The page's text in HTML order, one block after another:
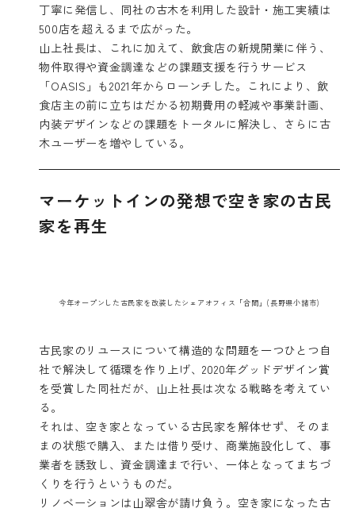
丁寧に発信し、同社の古木を利用した設計・施工実績は
500店を超えるまで広がった。
山上社長は、これに加えて、飲食店の新規開業に伴う、
物件取得や資金調達などの課題支援を行うサービス
「OASIS」も2021年からローンチした。これにより、飲
食店主の前に立ちはだかる初期費用の軽減や事業計画、
内装デザインなどの課題をトータルに解決し、さらに古
木ユーザーを増やしている。
マーケットインの発想で空き家の古民
家を再生
今年オープンした古民家を改装したシェアオフィス「合間」(長野県小諸市)
古民家のリユースについて構造的な問題を一つひとつ自
社で解決して循環を作り上げ、2020年グッドデザイン賞
を受賞した同社だが、山上社長は次なる戦略を考えてい
る。
それは、空き家となっている古民家を解体せず、そのま
まの状態で購入、または借り受け、商業施設化して、事
業者を誘致し、資金調達まで行い、一体となってまちづ
くりを行うというものだ。
リノベーションは山翠舎が請け負う。空き家になった古